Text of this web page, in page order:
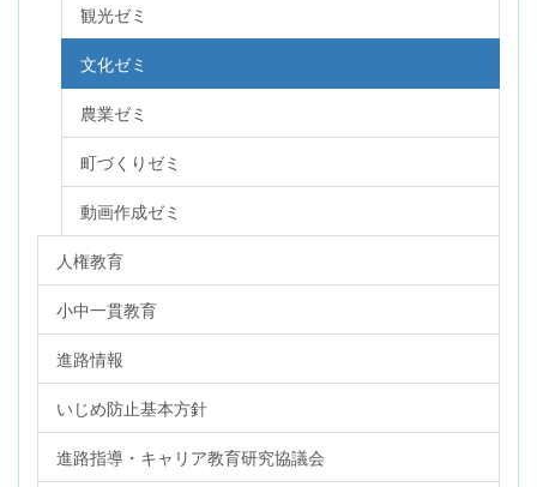
観光ゼミ
文化ゼミ
農業ゼミ
町づくりゼミ
動画作成ゼミ
人権教育
小中一貫教育
進路情報
いじめ防止基本方針
進路指導・キャリア教育研究協議会